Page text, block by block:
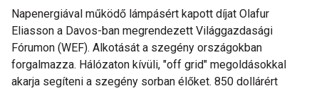
Napenergiával működő lámpásért kapott díjat Olafur
Eliasson a Davos-ban megrendezett Világgazdasági
Fórumon (WEF). Alkotását a szegény országokban
forgalmazza. Hálózaton kívüli, "off grid" megoldásokkal
akarja segíteni a szegény sorban élőket. 850 dollárért